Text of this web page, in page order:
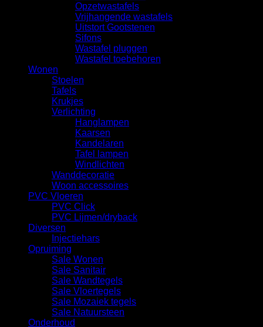
Opzetwastafels
Vrijhangende wastafels
Uitstort Gootstenen
Sifons
Wastafel pluggen
Wastafel toebehoren
Wonen
Stoelen
Tafels
Krukjes
Verlichting
Hanglampen
Kaarsen
Kandelaren
Tafel lampen
Windlichten
Wanddecoratie
Woon accessoires
PVC Vloeren
PVC Click
PVC Lijmen/dryback
Diversen
Injectiehars
Opruiming
Sale Wonen
Sale Sanitair
Sale Wandtegels
Sale Vloertegels
Sale Mozaiek tegels
Sale Natuursteen
Onderhoud